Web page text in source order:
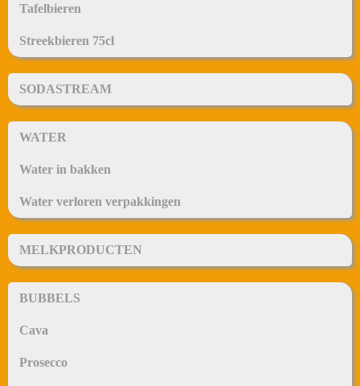
Tafelbieren
Streekbieren 75cl
SODASTREAM
WATER
Water in bakken
Water verloren verpakkingen
MELKPRODUCTEN
BUBBELS
Cava
Prosecco